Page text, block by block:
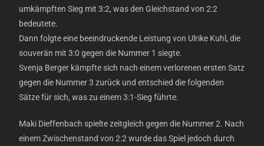
umkämpften Sieg mit 3:2, was den Gleichstand von 2:2
bedeutete.
Dann folgte eine beeindruckende Leistung von Ulrike Kuhl, die
souverän mit 3:0 gegen die Nummer 1 siegte.
Svenja Berger kämpfte sich nach einem verlorenen ersten Satz
gegen die Nummer 3 zurück und entschied die folgenden
Sätze für sich, was zu einem 3:1-Sieg führte.
Maki Dieffenbach spielte zeitgleich gegen die Nummer 2. Nach
einem Zwischenstand von 2:2 wurde das Spiel jedoch durch